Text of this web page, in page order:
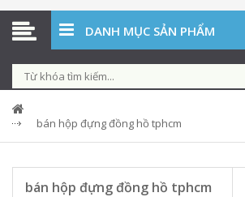
DANH MỤC SẢN PHẨM
bán hộp đựng đồng hồ tphcm
bán hộp đựng đồng hồ tphcm